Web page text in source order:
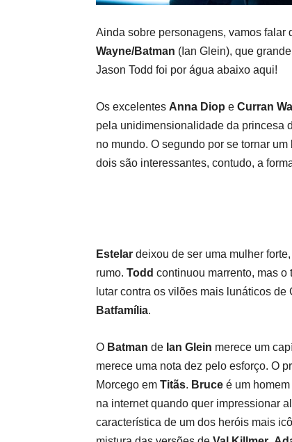
Ainda sobre personagens, vamos falar
Wayne/Batman (Ian Glein), que
Jason Todd foi por água abaixo aqui!
Os excelentes Anna Diop e Curran
pela unidimensionalidade da princesa
no mundo. O segundo por se tornar
dois são interessantes, contudo, a
Estelar deixou de ser uma mulher
rumo. Todd continuou marrento, mas
lutar contra os vilões mais lunáticos
Batfamília.
O Batman de Ian Glein merece um
merece uma nota dez pelo esforço. O
Morcego em Titãs. Bruce é um
na internet quando quer impressionar
característica de um dos heróis mais